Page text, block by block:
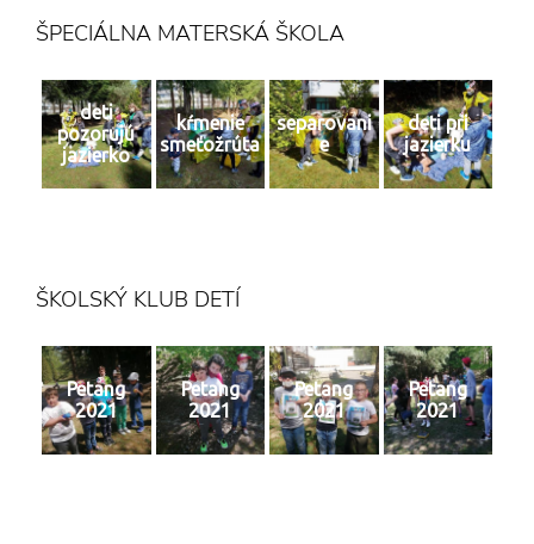
ŠPECIÁLNA MATERSKÁ ŠKOLA
deti
pozorujú
jazierko
kŕmenie
smeťožrúta
separovani
e
deti pri
jazierku
ŠKOLSKÝ KLUB DETÍ
Petang
2021
Petang
2021
Petang
2021
Petang
2021